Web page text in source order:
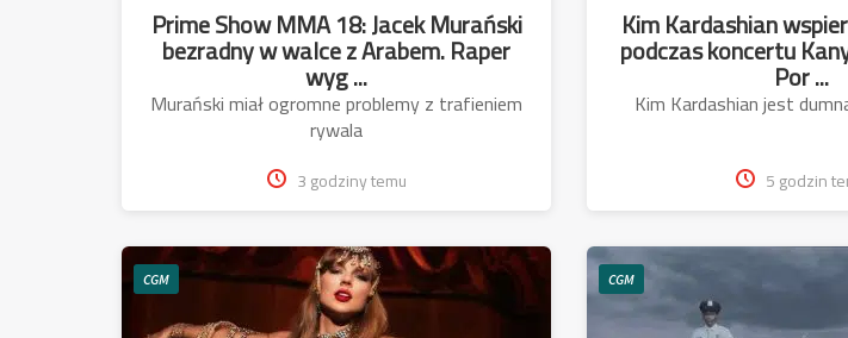
Prime Show MMA 18: Jacek Murański
bezradny w walce z Arabem. Raper
wyg ...
Murański miał ogromne problemy z trafieniem
rywala
3 godziny temu
Kim Kardashian
podczas koncertu
Por ...
Kim Kardashian jest
5 godzin
CGM CGM